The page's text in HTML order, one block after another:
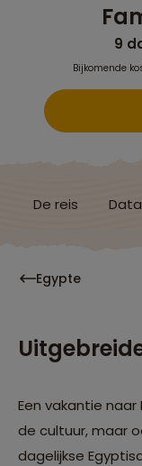
9
Bijkomende
De reis
Egypte
Een vakantie
de cultuur, maar
dagelijkse